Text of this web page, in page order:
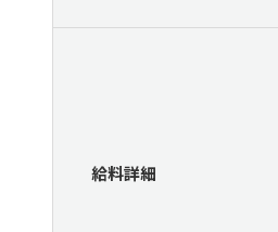
給料詳細